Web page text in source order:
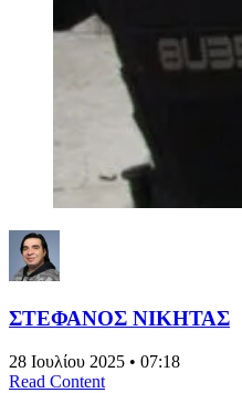
ΣΤΕΦΑΝΟΣ ΝΙΚΗΤΑΣ
28 Ιουλίου 2025 • 07:18
Read Content